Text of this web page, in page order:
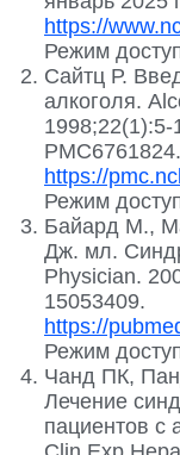
https://
Режим
Сайтц Р.
алкоголя.
PMC6761824.
https://
Режим
Байард М.,
Дж. мл.
Physician.
15053409.
https://
Режим
Чанд ПК,
Лечение
пациентов с